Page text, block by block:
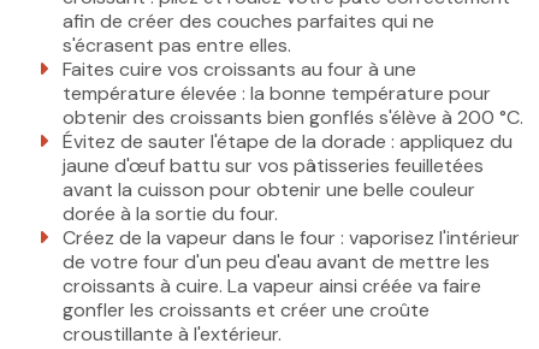
afin de créer des couches parfaites qui ne
s'écrasent pas entre elles.
Faites cuire vos croissants au four à une
température élevée : la bonne température pour
obtenir des croissants bien gonflés s'élève à 200 °C.
Évitez de sauter l'étape de la dorade : appliquez du
jaune d'œuf battu sur vos pâtisseries feuilletées
avant la cuisson pour obtenir une belle couleur
dorée à la sortie du four.
Créez de la vapeur dans le four : vaporisez l'intérieur
de votre four d'un peu d'eau avant de mettre les
croissants à cuire. La vapeur ainsi créée va faire
gonfler les croissants et créer une croûte
croustillante à l'extérieur.